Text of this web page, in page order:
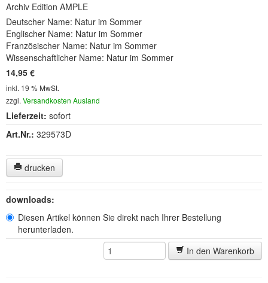
Engl./Franz. Produkte
Themensuche
Soundarchiv
Archiv Edition AMPLE
Deutscher Name: Natur im Sommer
Englischer Name: Natur im Sommer
Französischer Name: Natur im Sommer
Wissenschaftlicher Name: Natur im Sommer
14,95 €
inkl. 19 % MwSt.
zzgl. Versandkosten Ausland
Lieferzeit: sofort
Art.Nr.: 329573D
drucken
downloads:
Diesen Artikel können Sie direkt nach Ihrer Bestellung
herunterladen.
In den Warenkorb